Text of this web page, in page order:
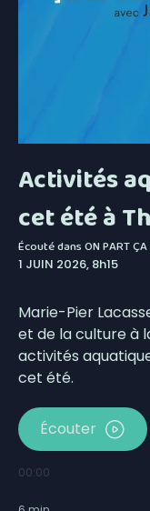
Activités
cet été à
Écouté dansON PART
1 JUIN 2026, 8h15
Marie-Pier
et de la culture à
activités
cet été.
Écouter
00:00